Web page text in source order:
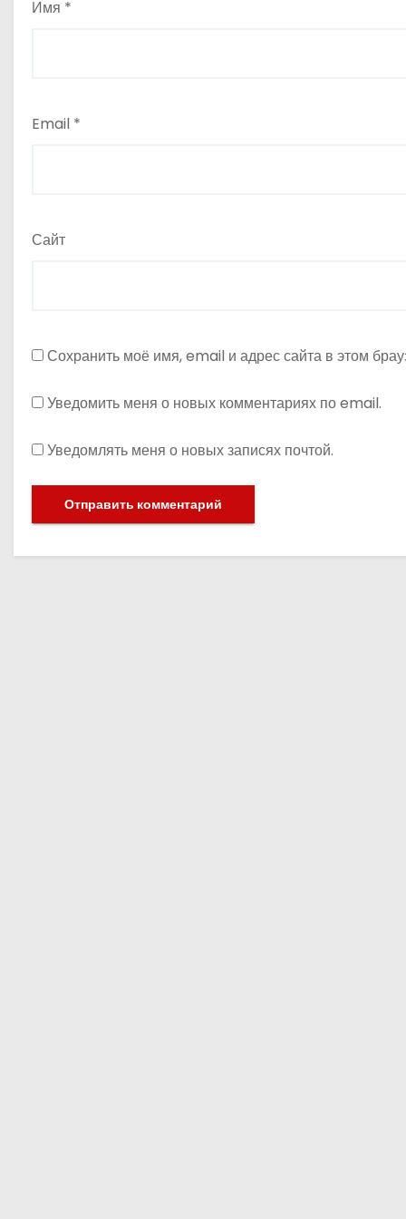
Имя *
Email *
Сайт
Сохранить моё имя, email и адрес сайта в этом
Уведомить меня о новых комментариях по email.
Уведомлять меня о новых записях почтой.